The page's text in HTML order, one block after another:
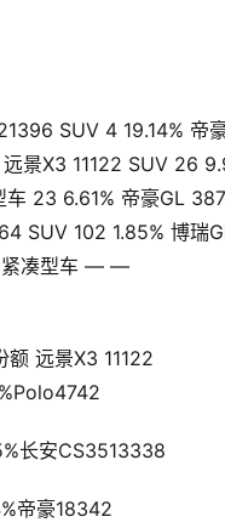
SUV 4 19.14% 帝
景X3 11122 SUV 26
23 6.61% 帝豪GL
SUV 102 1.85% 博瑞
紧凑型车 — —
远景X3 11122
车9.95%Polo4742
汽大众3.35%长安CS3513338
车21.04%帝豪18342